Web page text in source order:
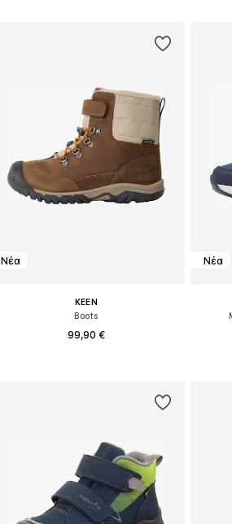
Νέα
KEEN
Boots
99,90 €
Νέα